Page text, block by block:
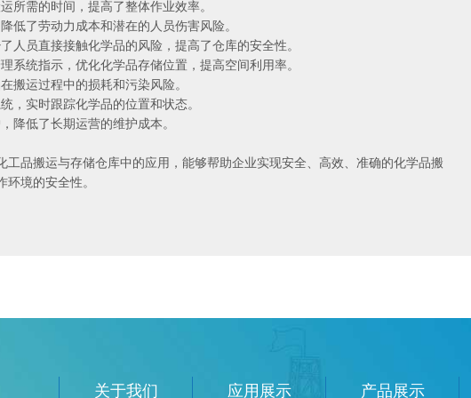
所需的时间，提高了整体作业效率。
低了劳动力成本和潜在的人员伤害风险。
人员直接接触化学品的风险，提高了仓库的安全性。
系统指示，优化化学品存储位置，提高空间利用率。
搬运过程中的损耗和污染风险。
，实时跟踪化学品的位置和状态。
降低了长期运营的维护成本。
工品搬运与存储仓库中的应用，能够帮助企业实现安全、高效、准确的化学品搬
境的安全性。
关于我们 应用展示 产品展示